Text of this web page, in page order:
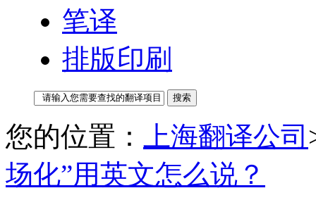
笔译
排版印刷
您的位置： 上海翻译公司
场化”用英文怎么说？